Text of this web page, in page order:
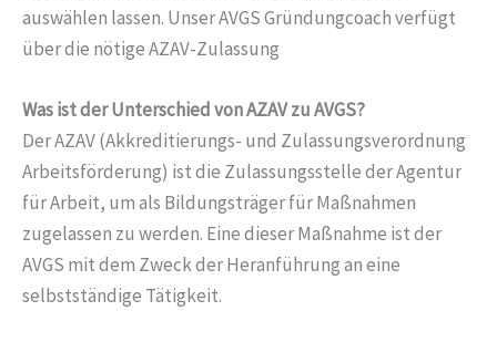
auswählen lassen. Unser AVGS Gründungcoach verfügt
über die nötige AZAV-Zulassung
Was ist der Unterschied von AZAV zu AVGS?
Der AZAV (Akkreditierungs- und Zulassungsverordnung
Arbeitsförderung) ist die Zulassungsstelle der Agentur
für Arbeit, um als Bildungsträger für Maßnahmen
zugelassen zu werden. Eine dieser Maßnahme ist der
AVGS mit dem Zweck der Heranführung an eine
selbstständige Tätigkeit.